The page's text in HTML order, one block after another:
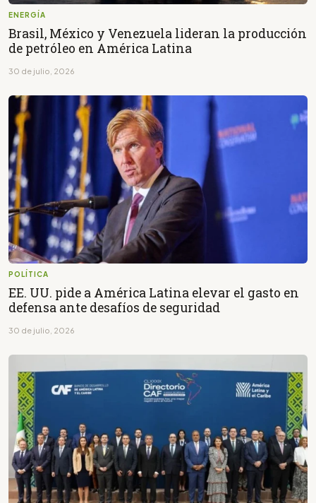
ENERGÍA
Brasil, México y Venezuela lideran la producción
de petróleo en América Latina
30 de julio, 2026
POLÍTICA
EE. UU. pide a América Latina elevar el gasto en
defensa ante desafíos de seguridad
30 de julio, 2026